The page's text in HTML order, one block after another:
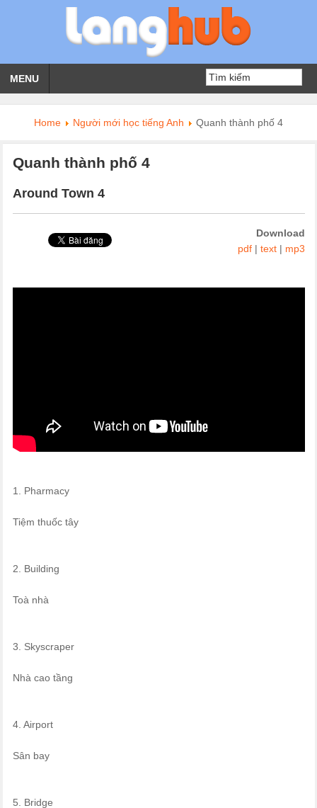
MENU
Home Người mới học tiếng Anh Quanh thành phố 4
Quanh thành phố 4
Around Town 4
Download
pdf| text| mp3
1. Pharmacy
Tiệm thuốc tây
2. Building
Toà nhà
3. Skyscraper
Nhà cao tầng
4. Airport
Sân bay
5. Bridge